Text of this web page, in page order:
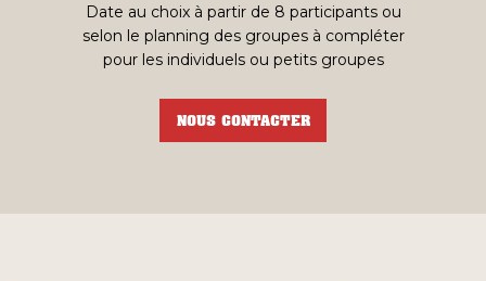
Date au choix à partir de 8 participants ou
selon le planning des groupes à compléter
pour les individuels ou petits groupes
NOUS CONTACTER